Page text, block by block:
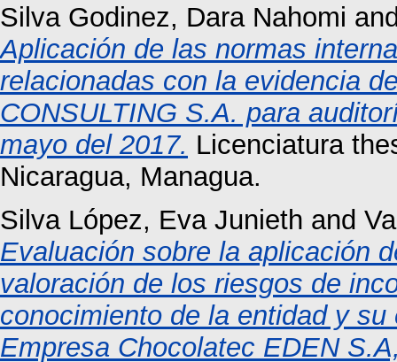
Silva Godinez, Dara Nahomi
Aplicación de las normas
relacionadas con la evidencia
CONSULTING S.A. para
mayo del 2017. Licenciatura
Nicaragua, Managua.
Silva López, Eva Junieth and
Evaluación sobre la aplicación
valoración de los riesgos de
conocimiento de la entidad y
Empresa Chocolatec EDEN